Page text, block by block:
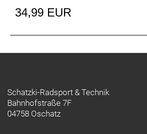
34,99 EUR
Schatzki-Radsport & Technik
Bahnhofstraße 7F
04758 Oschatz